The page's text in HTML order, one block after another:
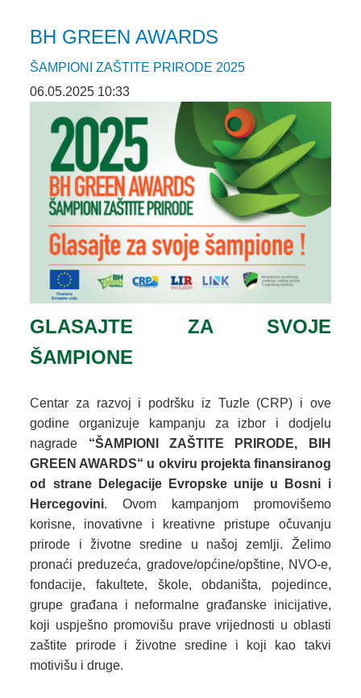
BH GREEN AWARDS
ŠAMPIONI ZAŠTITE PRIRODE 2025
06.05.2025 10:33
GLASAJTE ZA SVOJE
ŠAMPIONE
Centar za razvoj i podršku iz Tuzle (CRP) i ove
godine organizuje kampanju za izbor i dodjelu
nagrade “ŠAMPIONI ZAŠTITE PRIRODE, BIH
GREEN AWARDS“ u okviru projekta finansiranog
od strane Delegacije Evropske unije u Bosni i
Hercegovini. Ovom kampanjom promovišemo
korisne, inovativne i kreativne pristupe očuvanju
prirode i životne sredine u našoj zemlji. Želimo
pronaći preduzeća, gradove/općine/opštine, NVO-e,
fondacije, fakultete, škole, obdaništa, pojedince,
grupe građana i neformalne građanske inicijative,
koji uspješno promovišu prave vrijednosti u oblasti
zaštite prirode i životne sredine i koji kao takvi
motivišu i druge.